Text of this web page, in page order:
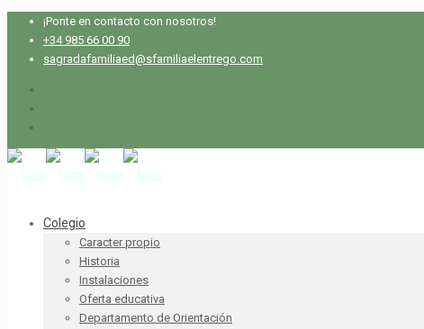
¡Ponte en contacto con nosotros!
+34 985 66 00 90
sagradafamiliaed@sfamiliaelentrego.com
Colegio
Caracter propio
Historia
Instalaciones
Oferta educativa
Departamento de Orientación